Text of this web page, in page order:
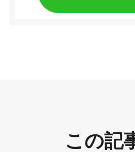
この記